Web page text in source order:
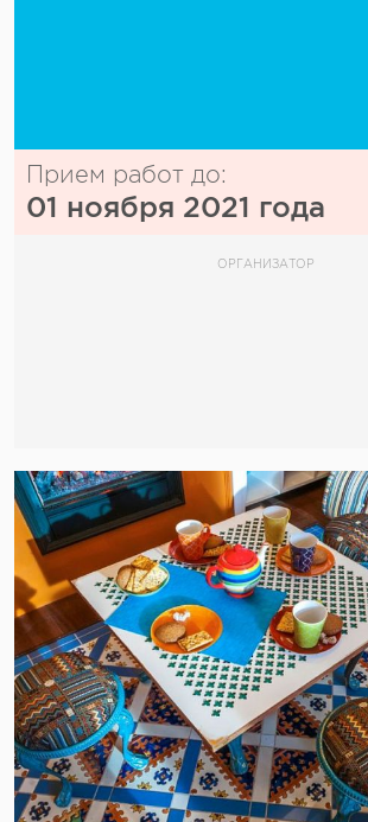
Прием работ до:
01 ноября 2021 года
ОРГАНИЗАТОР